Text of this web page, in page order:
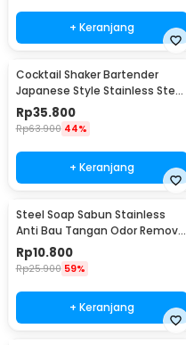
+ Keranjang
Cocktail Shaker Bartender
Japanese Style Stainless Steel
200ml
Rp35.800
Rp63.900 44%
+ Keranjang
Steel Soap Sabun Stainless
Anti Bau Tangan Odor Remove
- HW071
Rp10.800
Rp25.900 59%
+ Keranjang